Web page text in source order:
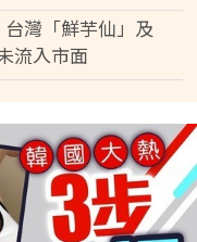
灣「鮮芋仙」及
流入市面